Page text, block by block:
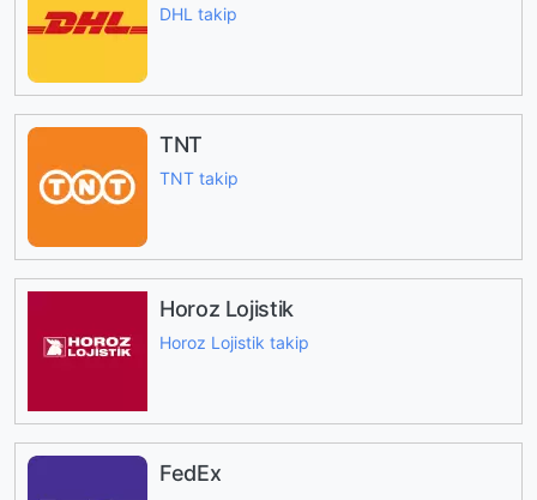
DHL takip
TNT
TNT takip
Horoz Lojistik
Horoz Lojistik takip
FedEx